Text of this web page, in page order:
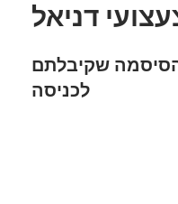
דניאל
שקיבלתם
לכניסה